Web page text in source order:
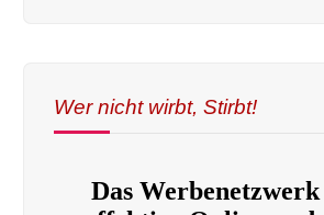
Wer nicht wirbt, Stirbt!